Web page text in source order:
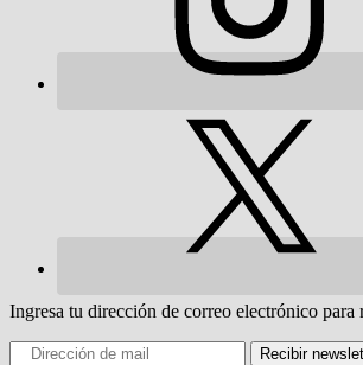
Ingresa tu dirección de correo electrónico
Recibir